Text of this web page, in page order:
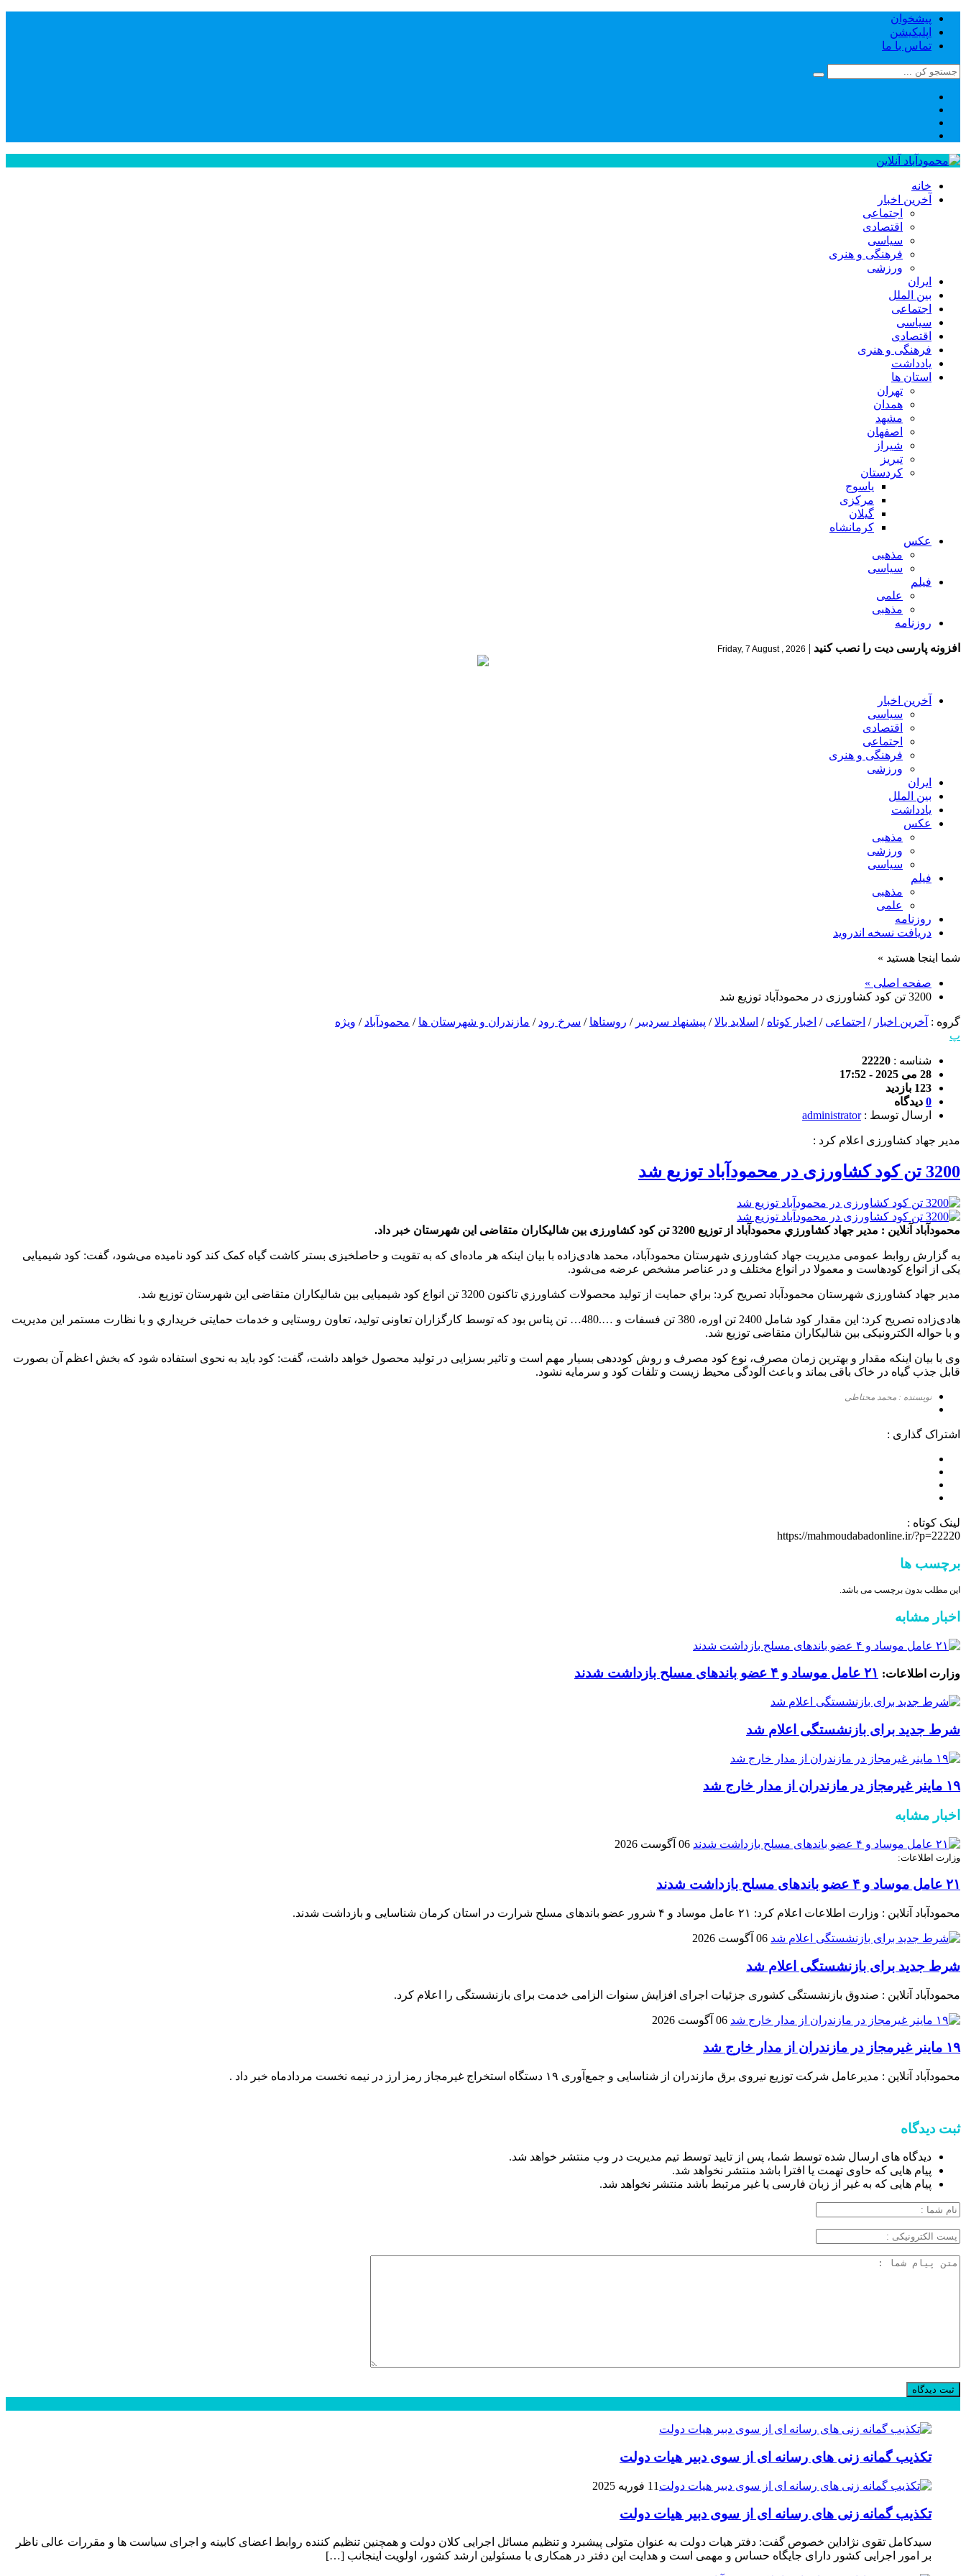
پیشخوان
اپلیکیشن
تماس با ما
خانه
آخرین اخبار
اجتماعی
اقتصادی
سیاسی
فرهنگی و هنری
ورزشی
ایران
بین الملل
اجتماعی
سیاسی
اقتصادی
فرهنگی و هنری
یادداشت
استان ها
تهران
همدان
مشهد
اصفهان
شیراز
تبریز
کردستان
یاسوج
مرکزی
گیلان
کرمانشاه
عکس
مذهبی
سیاسی
فیلم
علمی
مذهبی
روزنامه
افزونه پارسی دیت را نصب کنید |
Friday, 7 August , 2026
آخرین اخبار
سیاسی
اقتصادی
اجتماعی
فرهنگی و هنری
ورزشی
ایران
بین الملل
یادداشت
عکس
مذهبی
ورزشی
سیاسی
فیلم
مذهبی
علمی
روزنامه
دریافت نسخه اندروید
شما اینجا هستید »
صفحه اصلی »
3200 تن کود کشاورزی در محمودآباد توزیع شد
گروه : آخرین اخبار / اجتماعی / اخبار کوتاه / اسلاید بالا/ پیشنهاد سردبیر / روستاها / سرخ رود / مازندران و شهرستان ها / محمودآباد / ویژه
پ
شناسه : 22220
28 می 2025 - 17:52
123 بازدید
0 دیدگاه
ارسال توسط :administrator
مدیر جهاد کشاورزی اعلام کرد :
3200 تن کود کشاورزی در محمودآباد توزیع شد
محمودآباد آنلاین : مدير جهاد كشاورزي محمودآباد از توزيع 3200 تن كود کشاورزی بين شالیکاران متقاضی این شهرستان خبر داد.
به گزارش روابط عمومی مدیریت جهاد کشاورزی شهرستان محمودآباد، محمد هادی‌زاده با بیان اینکه هر ماده‌ای که به تقویت و حاصلخیزی بستر کاشت گیاه کمک کند کود نامیده می‌شود، گفت: کود شیمیایی
یکی از انواع کودهاست و معمولا در انواع مختلف و در عناصر مشخص عرضه می‌شود.
مدیر جهاد کشاورزی شهرستان محمودآباد تصریح کرد: براي حمايت از توليد محصولات كشاورزي تاکنون 3200 تن انواع كود شیمیایی بين شالیکاران متقاضی اين شهرستان توزيع شد.
هادی‌زاده تصريح كرد: این مقدار كود شامل 2400 تن اوره، 380 تن فسفات و ….480… تن پتاس بود كه توسط كارگزاران تعاونی تولید، تعاون روستایی و خدمات حمایتی خريداري و با نظارت مستمر اين مديريت
و با حواله الکترونیکی بین شالیکاران متقاضی توزيع شد.
وی با بیان اینکه مقدار و بهترین زمان مصرف، نوع کود مصرف و روش کوددهی بسیار مهم است و تاثیر بسزایی در تولید محصول خواهد داشت، گفت: کود باید به نحوی استفاده شود که بخش اعظم آن بصورت
قابل جذب گیاه در خاک باقی بماند و باعث آلودگی محیط زیست و تلفات کود و سرمایه نشود.
نویسنده : محمد محتاطی
اشتراک گذاری :
لینک کوتاه :
https://mahmoudabadonline.ir/?p=22220
برچسب ها
این مطلب بدون برچسب می باشد.
اخبار مشابه
وزارت اطلاعات: ۲۱ عامل موساد و ۴ عضو باند‌های مسلح بازداشت شدند
شرط جدید برای بازنشستگی اعلام شد
۱۹ ماینر غیرمجاز در مازندران از مدار خارج شد
اخبار مشابه
06 آگوست 2026
وزارت اطلاعات:
۲۱ عامل موساد و ۴ عضو باند‌های مسلح بازداشت شدند
محمودآباد آنلاین : وزارت اطلاعات اعلام کرد: ۲۱ عامل موساد و ۴ شرور عضو باند‌های مسلح شرارت در استان کرمان شناسایی و بازداشت شدند.
06 آگوست 2026
شرط جدید برای بازنشستگی اعلام شد
محمودآباد آنلاین : صندوق بازنشستگی کشوری جزئیات اجرای افزایش سنوات الزامی خدمت برای بازنشستگی را اعلام کرد.
06 آگوست 2026
۱۹ ماینر غیرمجاز در مازندران از مدار خارج شد
محمودآباد آنلاین : مدیرعامل شرکت توزیع نیروی برق مازندران از شناسایی و جمع‌آوری ۱۹ دستگاه استخراج غیرمجاز رمز ارز در نیمه نخست مردادماه خبر داد .
ثبت دیدگاه
دیدگاه های ارسال شده توسط شما، پس از تایید توسط تیم مدیریت در وب منتشر خواهد شد.
پیام هایی که حاوی تهمت یا افترا باشد منتشر نخواهد شد.
پیام هایی که به غیر از زبان فارسی یا غیر مرتبط باشد منتشر نخواهد شد.
تکذیب گمانه زنی های رسانه ای از سوی دبیر هیات دولت
11 فوریه 2025
تکذیب گمانه زنی های رسانه ای از سوی دبیر هیات دولت
سیدکامل تقوی نژاداین خصوص گفت: دفتر هیات دولت به عنوان متولی پیشبرد و تنظیم مسائل اجرایی کلان دولت و همچنین تنظیم کننده روابط اعضای کابینه و اجرای سیاست ها و مقررات عالی ناظر
بر امور اجرایی کشور دارای جایگاه حساس و مهمی است و هدایت این دفتر در همکاری با مسئولین ارشد کشور، اولویت اینجانب […]